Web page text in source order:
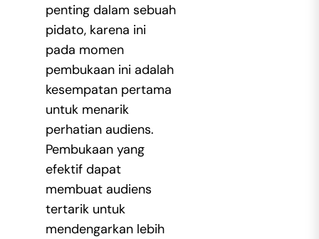
penting dalam sebuah
pidato, karena ini
pada momen
pembukaan ini adalah
kesempatan pertama
untuk menarik
perhatian audiens.
Pembukaan yang
efektif dapat
membuat audiens
tertarik untuk
mendengarkan lebih